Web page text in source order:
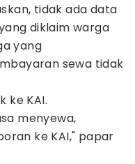
tidak ada data
diklaim warga
yang
sewa tidak
ke KAI.
menyewa,
ke KAI," papar